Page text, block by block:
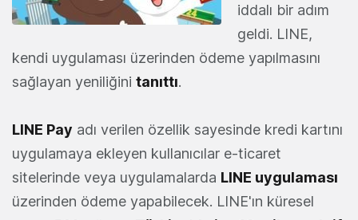
iddalı bir adım
geldi. LINE,
kendi uygulaması üzerinden ödeme yapılmasını
sağlayan yeniliğini tanıttı.
LINE Pay adı verilen özellik sayesinde kredi kartını
uygulamaya ekleyen kullanıcılar e-ticaret
sitelerinde veya uygulamalarda LINE uygulaması
üzerinden ödeme yapabilecek. LINE'ın küresel